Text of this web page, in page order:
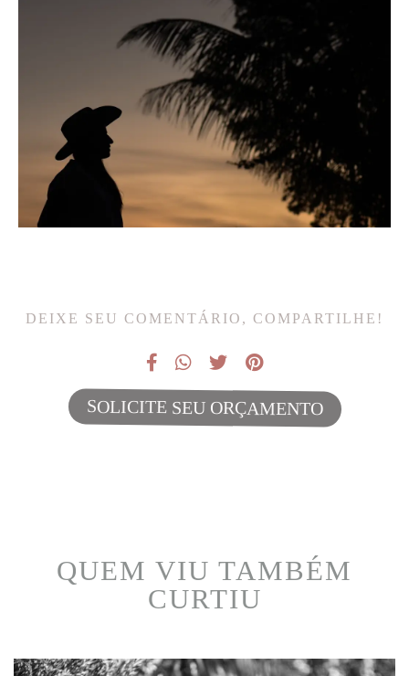
DEIXE SEU COMENTÁRIO, COMPARTILHE!
SOLICITE SEU ORÇAMENTO
QUEM VIU TAMBÉM
CURTIU